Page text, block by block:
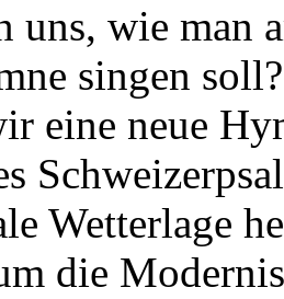
uns, wie man
singen
eine neue
Wetterlage
die